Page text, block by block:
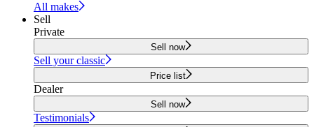
All makes
Sell
Private
Sell now
Sell your classic
Price list
Dealer
Sell now
Testimonials